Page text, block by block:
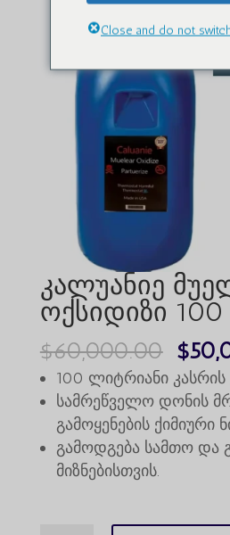
კალუანიე
ოქსიდიზი
$60,000.00
ფასი
იყო:
$
100 ლიტრიანი კასრის
სამრეწველო დონის
გამოყენების ქიმიური
გამოდგება სამთო და
მიზნებისთვის.
Close and do not